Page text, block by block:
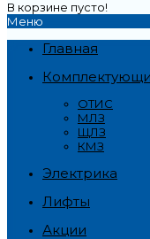
В корзине пусто!
Меню
Главная
ОТИС
МЛЗ
ЩЛЗ
КМЗ
Электрика
Лифты
Акции